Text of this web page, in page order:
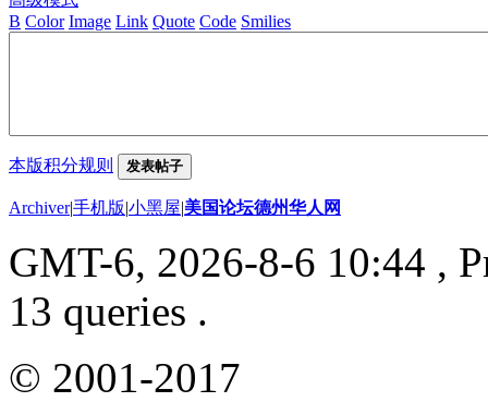
B Color Image Link Quote Code Smilies
本版积分规则 发表帖子
Archiver|手机版|小黑屋|美国论坛德州华人网
GMT-6, 2026-8-6 10:44 ,
13 queries .
© 2001-2017